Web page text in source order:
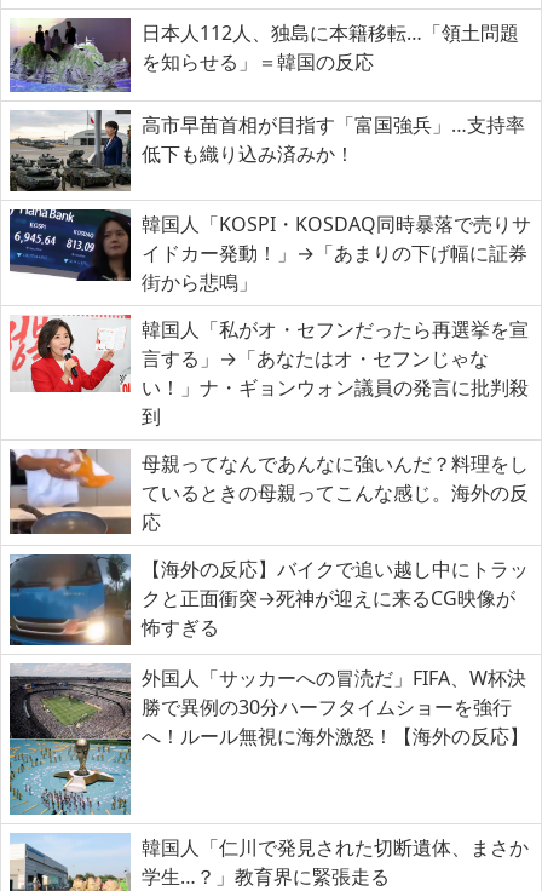
日本人112人、独島に本籍移転…「領土問題
を知らせる」＝韓国の反応
高市早苗首相が目指す「富国強兵」…支持率
低下も織り込み済みか！
韓国人「KOSPI・KOSDAQ同時暴落で売りサ
イドカー発動！」→「あまりの下げ幅に証券
街から悲鳴」
韓国人「私がオ・セフンだったら再選挙を宣
言する」→「あなたはオ・セフンじゃな
い！」ナ・ギョンウォン議員の発言に批判殺
到
母親ってなんであんなに強いんだ？料理をし
ているときの母親ってこんな感じ。海外の反
応
【海外の反応】バイクで追い越し中にトラッ
クと正面衝突→死神が迎えに来るCG映像が
怖すぎる
外国人「サッカーへの冒涜だ」FIFA、W杯決
勝で異例の30分ハーフタイムショーを強行
へ！ルール無視に海外激怒！【海外の反応】
韓国人「仁川で発見された切断遺体、まさか
学生…？」教育界に緊張走る